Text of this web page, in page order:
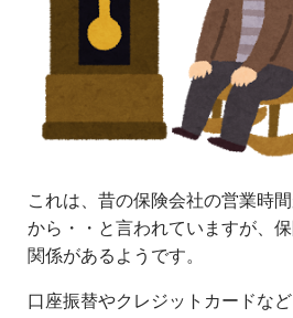
これは、昔の保険会社の営業時
から・・と言われていますが、
関係があるようです。
口座振替やクレジットカードな